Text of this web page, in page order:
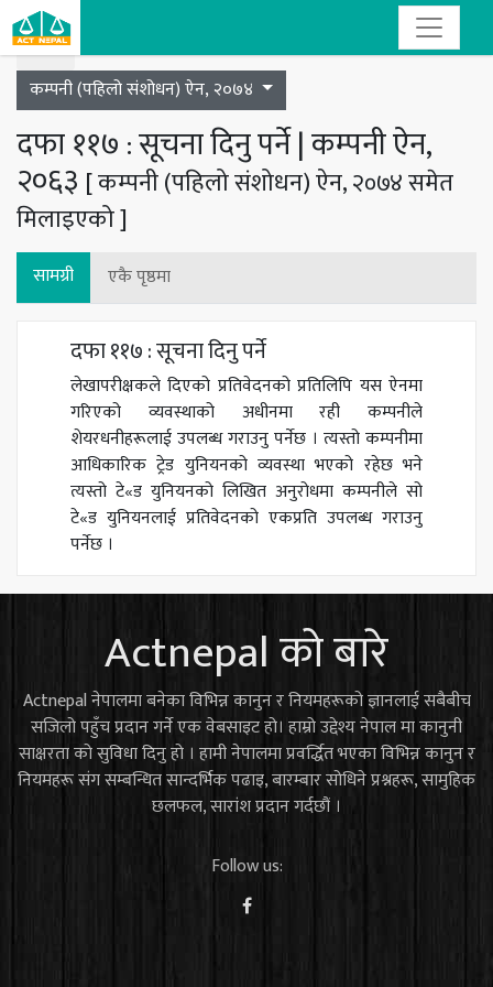
Toggle navigation
कम्पनी (पहिलो संशोधन) ऐन, २०७४
दफा ११७ : सूचना दिनु पर्ने | कम्पनी ऐन,
२०६३ [ कम्पनी (पहिलो संशोधन) ऐन, २०७४ समेत
मिलाइएको ]
सामग्री एकै पृष्ठमा
दफा ११७ : सूचना दिनु पर्ने
लेखापरीक्षकले दिएको प्रतिवेदनको प्रतिलिपि यस ऐनमा
गरिएको व्यवस्थाको अधीनमा रही कम्पनीले
शेयरधनीहरूलाई उपलब्ध गराउनु पर्नेछ । त्यस्तो कम्पनीमा
आधिकारिक ट्रेड युनियनको व्यवस्था भएको रहेछ भने
त्यस्तो टे«ड युनियनको लिखित अनुरोधमा कम्पनीले सो
टे«ड युनियनलाई प्रतिवेदनको एकप्रति उपलब्ध गराउनु
पर्नेछ ।
Actnepal को बारे
Actnepal नेपालमा बनेका विभिन्न कानुन र नियमहरूको ज्ञानलाई सबैबीच
सजिलो पहुँच प्रदान गर्ने एक वेबसाइट हो। हाम्रो उद्देश्य नेपाल मा कानुनी
साक्षरता को सुविधा दिनु हो । हामी नेपालमा प्रवर्द्धित भएका विभिन्न कानुन र
नियमहरू संग सम्बन्धित सान्दर्भिक पढाइ, बारम्बार सोधिने प्रश्नहरू, सामुहिक
छलफल, सारांश प्रदान गर्दछौं ।
Follow us: